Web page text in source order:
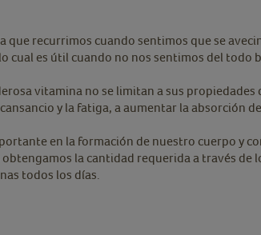
que recurrimos cuando sentimos que se
es útil cuando no nos sentimos del todo
vitamina no se limitan a sus
y la fatiga, a aumentar la absorción
en la formación de nuestro cuerpo y
la cantidad requerida a través de
todos los días.